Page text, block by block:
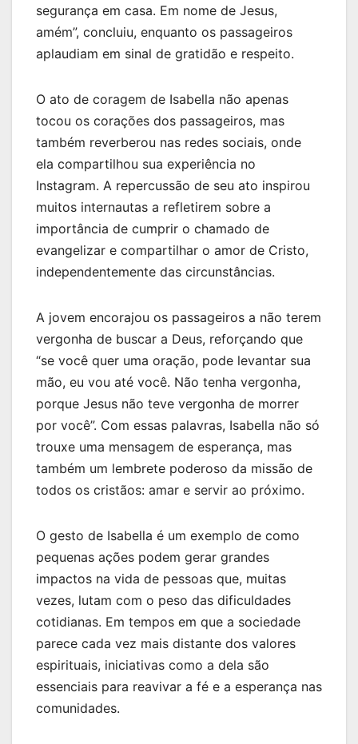
segurança em casa. Em nome de Jesus,
amém”, concluiu, enquanto os passageiros
aplaudiam em sinal de gratidão e respeito.
O ato de coragem de Isabella não apenas
tocou os corações dos passageiros, mas
também reverberou nas redes sociais, onde
ela compartilhou sua experiência no
Instagram. A repercussão de seu ato inspirou
muitos internautas a refletirem sobre a
importância de cumprir o chamado de
evangelizar e compartilhar o amor de Cristo,
independentemente das circunstâncias.
A jovem encorajou os passageiros a não terem
vergonha de buscar a Deus, reforçando que
“se você quer uma oração, pode levantar sua
mão, eu vou até você. Não tenha vergonha,
porque Jesus não teve vergonha de morrer
por você”. Com essas palavras, Isabella não só
trouxe uma mensagem de esperança, mas
também um lembrete poderoso da missão de
todos os cristãos: amar e servir ao próximo.
O gesto de Isabella é um exemplo de como
pequenas ações podem gerar grandes
impactos na vida de pessoas que, muitas
vezes, lutam com o peso das dificuldades
cotidianas. Em tempos em que a sociedade
parece cada vez mais distante dos valores
espirituais, iniciativas como a dela são
essenciais para reavivar a fé e a esperança nas
comunidades.